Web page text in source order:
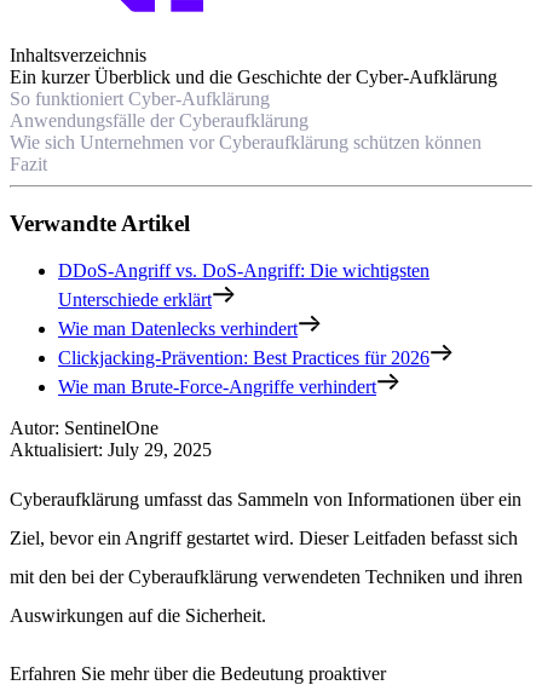
Inhaltsverzeichnis
Ein kurzer Überblick und die Geschichte der Cyber-Aufklärung
So funktioniert Cyber-Aufklärung
Anwendungsfälle der Cyberaufklärung
Wie sich Unternehmen vor Cyberaufklärung schützen können
Fazit
Verwandte Artikel
DDoS-Angriff vs. DoS-Angriff: Die wichtigsten
Unterschiede erklärt
Wie man Datenlecks verhindert
Clickjacking-Prävention: Best Practices für 2026
Wie man Brute-Force-Angriffe verhindert
Autor: SentinelOne
Aktualisiert: July 29, 2025
Cyberaufklärung umfasst das Sammeln von Informationen über ein
Ziel, bevor ein Angriff gestartet wird. Dieser Leitfaden befasst sich
mit den bei der Cyberaufklärung verwendeten Techniken und ihren
Auswirkungen auf die Sicherheit.
Erfahren Sie mehr über die Bedeutung proaktiver